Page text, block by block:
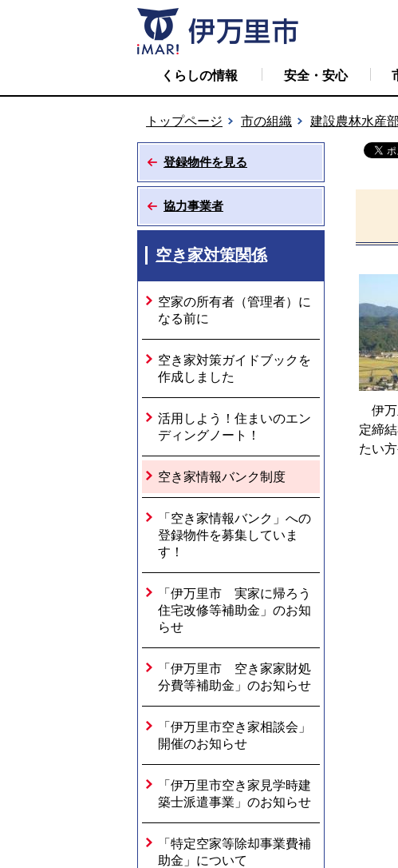
くらしの情報 安全・安心
トップページ 市の組織 建設農林水産部
登録物件を見る
協力事業者
空き家対策関係
空家の所有者（管理者）に
なる前に
空き家対策ガイドブックを
作成しました
活用しよう！住まいのエン
ディングノート！
空き家情報バンク制度
「空き家情報バンク」への
登録物件を募集していま
す！
「伊万里市 実家に帰ろう
住宅改修等補助金」のお知
らせ
「伊万里市 空き家家財処
分費等補助金」のお知らせ
「伊万里市空き家相談会」
開催のお知らせ
「伊万里市空き家見学時建
築士派遣事業」のお知らせ
「特定空家等除却事業費補
助金」について
伊万
定締
たい